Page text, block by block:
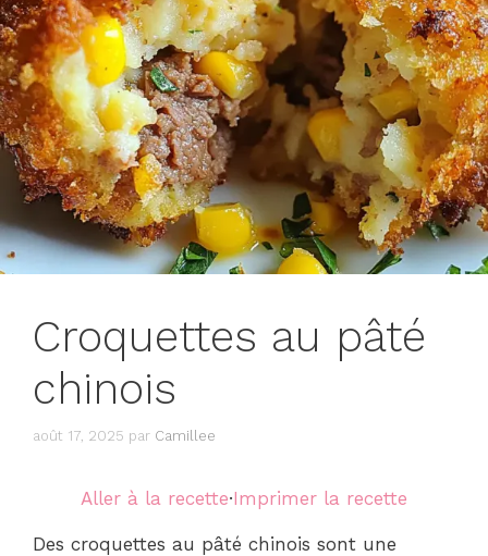
Croquettes au pâté
chinois
août 17, 2025 par Camillee
Aller à la recette·Imprimer la recette
Des croquettes au pâté chinois sont une